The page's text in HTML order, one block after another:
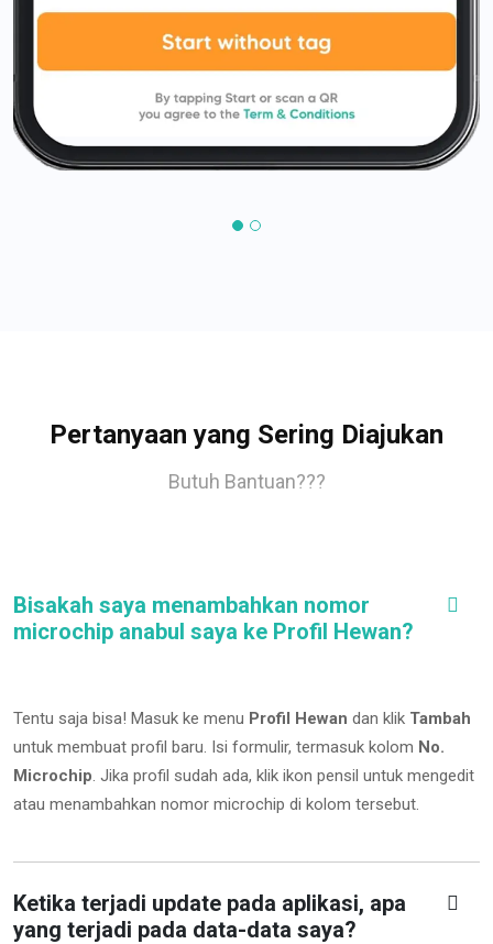
Pertanyaan yang Sering Diajukan
Butuh Bantuan???
Bisakah saya menambahkan nomor
microchip anabul saya ke Profil Hewan?
Tentu saja bisa! Masuk ke menu Profil Hewan dan klik Tambah
untuk membuat profil baru. Isi formulir, termasuk kolom No.
Microchip. Jika profil sudah ada, klik ikon pensil untuk mengedit
atau menambahkan nomor microchip di kolom tersebut.
Ketika terjadi update pada aplikasi, apa
yang terjadi pada data-data saya?